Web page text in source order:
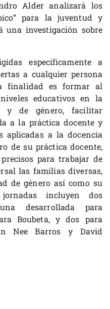
Alder analizará los
para la juventud y
una investigación sobre
específicamente a
a cualquier persona
finalidad es formar al
educativos en la
y de género, facilitar
a la práctica docente y
aplicadas a la docencia
de su práctica docente,
para trabajar de
las familias diversas,
de género así como su
incluyen dos
desarrollada para
Boubeta, y dos para
Nee Barros y David